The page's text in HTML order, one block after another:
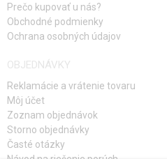
Prečo kupovať u nás?
Obchodné podmienky
Ochrana osobných údajov
OBJEDNÁVKY
Reklamácie a vrátenie tovaru
Môj účet
Zoznam objednávok
Storno objednávky
Časté otázky